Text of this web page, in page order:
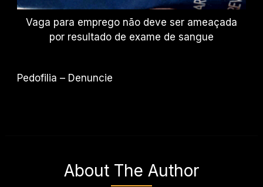
Vaga para emprego não deve ser ameaçada
por resultado de exame de sangue
Pedofilia – Denuncie
About The Author